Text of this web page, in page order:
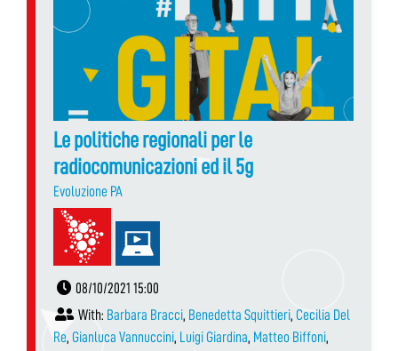
Le politiche regionali per le
radiocomunicazioni ed il 5g
Evoluzione PA
08/10/2021 15:00
With: Barbara Bracci, Benedetta Squittieri, Cecilia Del
Re, Gianluca Vannuccini, Luigi Giardina, Matteo Biffoni,